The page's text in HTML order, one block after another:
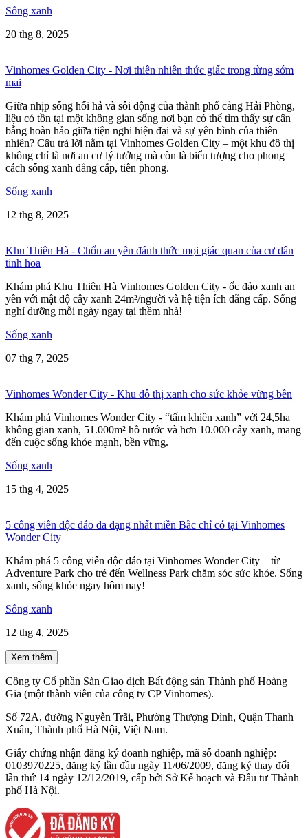
Sống xanh
20 thg 8, 2025
Vinhomes Golden City - Nơi thiên nhiên thức giấc trong từng sớm
mai
Giữa nhịp sống hối hả và sôi động của thành phố cảng Hải Phòng,
liệu có tồn tại một không gian sống nơi bạn có thể tìm thấy sự cân
bằng hoàn hảo giữa tiện nghi hiện đại và sự yên bình của thiên
nhiên? Câu trả lời nằm tại Vinhomes Golden City – một khu đô thị
không chỉ là nơi an cư lý tưởng mà còn là biểu tượng cho phong
cách sống xanh đẳng cấp, tiên phong.
Sống xanh
12 thg 8, 2025
Khu Thiên Hà - Chốn an yên đánh thức mọi giác quan của cư dân
tinh hoa
Khám phá Khu Thiên Hà Vinhomes Golden City - ốc đảo xanh an
yên với mật độ cây xanh 24m²/người và hệ tiện ích đẳng cấp. Sống
nghỉ dưỡng mỗi ngày ngay tại thềm nhà!
Sống xanh
07 thg 7, 2025
Vinhomes Wonder City - Khu đô thị xanh cho sức khỏe vững bền
Khám phá Vinhomes Wonder City - “tấm khiên xanh” với 24,5ha
không gian xanh, 51.000m² hồ nước và hơn 10.000 cây xanh, mang
đến cuộc sống khỏe mạnh, bền vững.
Sống xanh
15 thg 4, 2025
5 công viên độc đáo đa dạng nhất miền Bắc chỉ có tại Vinhomes
Wonder City
Khám phá 5 công viên độc đáo tại Vinhomes Wonder City – từ
Adventure Park cho trẻ đến Wellness Park chăm sóc sức khỏe. Sống
xanh, sống khỏe ngay hôm nay!
Sống xanh
12 thg 4, 2025
Xem thêm
Công ty Cổ phần Sàn Giao dịch Bất động sản Thành phố Hoàng
Gia (một thành viên của công ty CP Vinhomes).
Số 72A, đường Nguyễn Trãi, Phường Thượng Đình, Quận Thanh
Xuân, Thành phố Hà Nội, Việt Nam.
Giấy chứng nhận đăng ký doanh nghiệp, mã số doanh nghiệp:
0103970225, đăng ký lần đầu ngày 11/06/2009, đăng ký thay đổi
lần thứ 14 ngày 12/12/2019, cấp bởi Sở Kế hoạch và Đầu tư Thành
phố Hà Nội.